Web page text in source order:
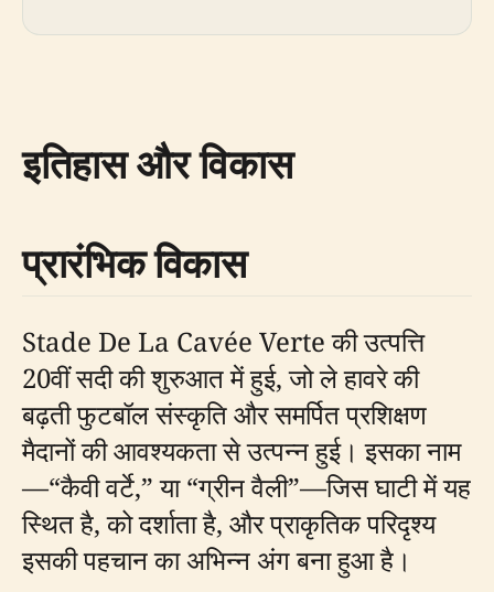
इतिहास और विकास
प्रारंभिक विकास
Stade De La Cavée Verte की उत्पत्ति
20वीं सदी की शुरुआत में हुई, जो ले हावरे की
बढ़ती फुटबॉल संस्कृति और समर्पित प्रशिक्षण
मैदानों की आवश्यकता से उत्पन्न हुई। इसका नाम
—“कैवी वर्टे,” या “ग्रीन वैली”—जिस घाटी में यह
स्थित है, को दर्शाता है, और प्राकृतिक परिदृश्य
इसकी पहचान का अभिन्न अंग बना हुआ है।